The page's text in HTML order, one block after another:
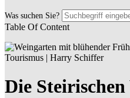
Was suchen Sie?
Table Of Content
Die